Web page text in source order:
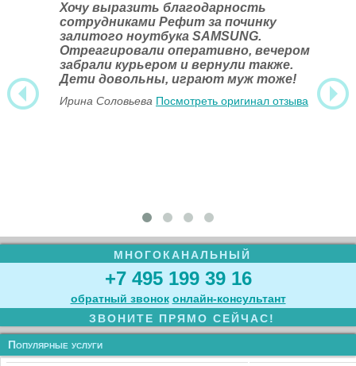
Хочу выразить благодарность
сотрудниками Рефит за починку
залитого ноутбука SAMSUNG.
Отреагировали оперативно, вечером
забрали курьером и вернули также.
Дети довольны, играют муж тоже!
Ирина Соловьева Посмотреть оригинал отзыва
МНОГОКАНАЛЬНЫЙ
+7 495 199 39 16
обратный звонок онлайн‑консультант
ЗВОНИТЕ ПРЯМО СЕЙЧАС!
Популярные услуги